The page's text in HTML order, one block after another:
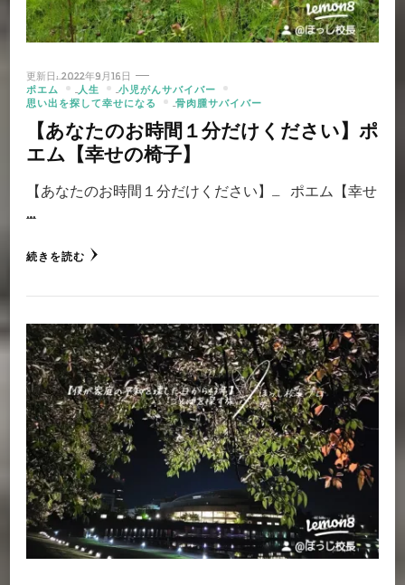
更新日:2022年9月16日
ポエム
人生
小児がんサバイバー
思い出を探して幸せになる
骨肉腫サバイバー
【あなたのお時間１分だけください】ポ
エム【幸せの椅子】
【あなたのお時間１分だけください】 ポエム【幸せ
…
続きを読む